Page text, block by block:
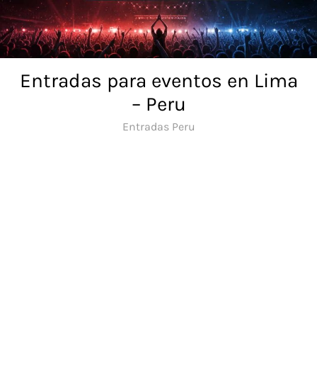
Skip
to
content
Entradas para eventos en Lima
– Peru
Entradas Peru